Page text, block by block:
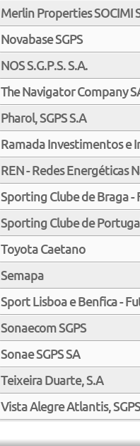
Merlin Properties SOCIMI
Novabase SGPS
NOS S.G.P.S. S.A.
The Navigator Company
Pharol, SGPS S.A
Ramada Investimentos e
REN - Redes Energéticas
Sporting Clube de Braga -
Sporting Clube de
Toyota Caetano
Semapa
Sport Lisboa e Benfica -
Sonaecom SGPS
Sonae SGPS SA
Teixeira Duarte, S.A
Vista Alegre Atlantis,